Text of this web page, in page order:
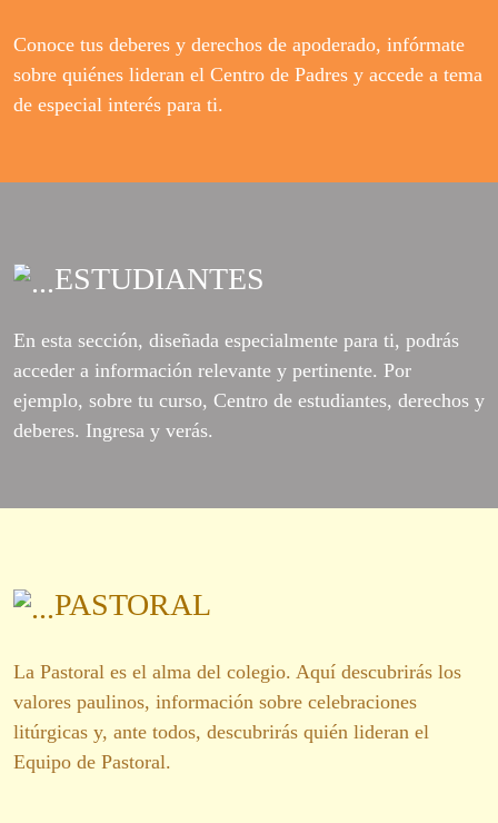
Conoce tus deberes y derechos de apoderado, infórmate
sobre quiénes lideran el Centro de Padres y accede a tema
de especial interés para ti.
ESTUDIANTES
En esta sección, diseñada especialmente para ti, podrás
acceder a información relevante y pertinente. Por
ejemplo, sobre tu curso, Centro de estudiantes, derechos y
deberes. Ingresa y verás.
PASTORAL
La Pastoral es el alma del colegio. Aquí descubrirás los
valores paulinos, información sobre celebraciones
litúrgicas y, ante todos, descubrirás quién lideran el
Equipo de Pastoral.